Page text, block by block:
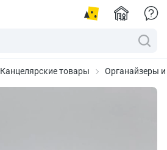
Канцелярские товары Органайзеры